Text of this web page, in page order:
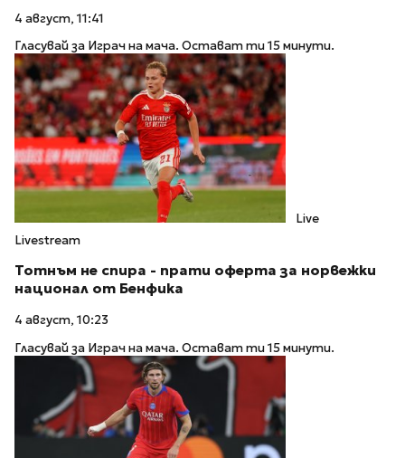
4 август, 11:41
Гласувай за Играч на мача. Остават ти 15 минути.
Live
Livestream
Тотнъм не спира - прати оферта за норвежки
национал от Бенфика
4 август, 10:23
Гласувай за Играч на мача. Остават ти 15 минути.